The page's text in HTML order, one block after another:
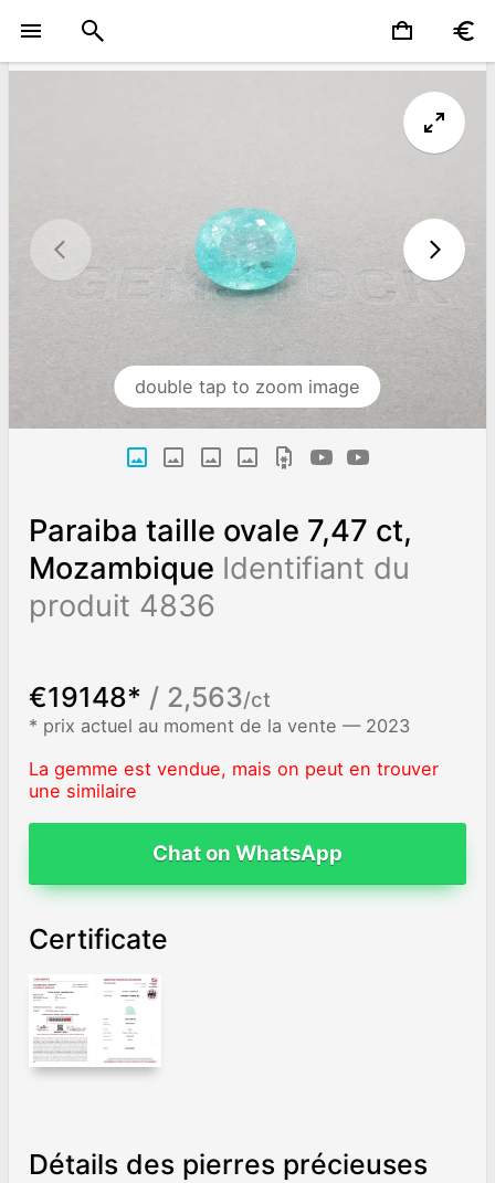
double tap to zoom image
Paraiba taille ovale 7,47 ct,
Mozambique Identifiant du
produit 4836
€19148* / 2,563/ct
* prix actuel au moment de la vente — 2023
La gemme est vendue, mais on peut en trouver
une similaire
Chat on WhatsApp
Certificate
Détails des pierres précieuses